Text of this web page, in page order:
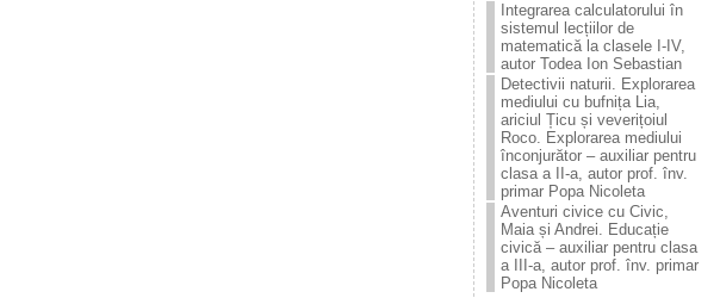
Integrarea calculatorului în
sistemul lecțiilor de
matematică la clasele I-IV,
autor Todea Ion Sebastian
Detectivii naturii. Explorarea
mediului cu bufnița Lia,
ariciul Țicu și veverițoiul
Roco. Explorarea mediului
înconjurător – auxiliar pentru
clasa a II-a, autor prof. înv.
primar Popa Nicoleta
Aventuri civice cu Civic,
Maia și Andrei. Educație
civică – auxiliar pentru clasa
a III-a, autor prof. înv. primar
Popa Nicoleta